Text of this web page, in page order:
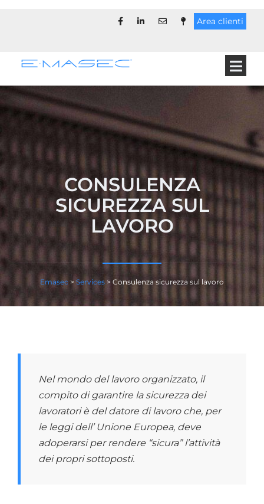
Area clienti
CONSULENZA
SICUREZZA SUL
LAVORO
Emasec > Services > Consulenza sicurezza sul lavoro
Nel mondo del lavoro organizzato, il
compito di garantire la sicurezza dei
lavoratori è del datore di lavoro che, per
le leggi dell’ Unione Europea, deve
adoperarsi per rendere “sicura” l’attività
dei propri sottoposti.